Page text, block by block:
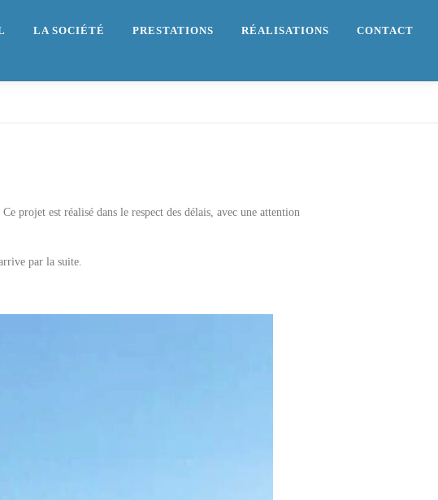
LA SOCIÉTÉ PRESTATIONS RÉALISATIONS CONTACT
projet est réalisé dans le respect des délais, avec une attention
par la suite.